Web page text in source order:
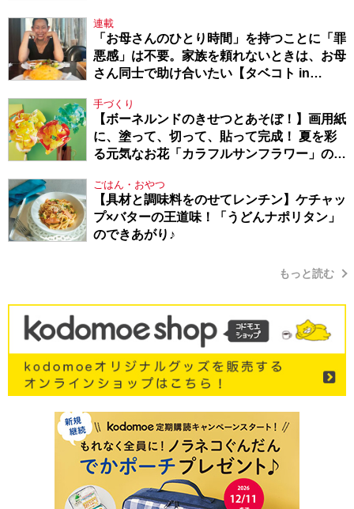
連載
「お母さんのひとり時間」を持つことに「罪
悪感」は不要。家族を頼れないときは、お母
さん同士で助け合いたい【タベコト in
手づくり
【ボーネルンドのきせつとあそぼ！】画用紙
に、塗って、切って、貼って完成！ 夏を彩
る元気なお花「カラフルサンフラワー」の作
ごはん・おやつ
【具材と調味料をのせてレンチン】ケチャッ
プ×バターの王道味！「うどんナポリタン」
のできあがり♪
もっと読む